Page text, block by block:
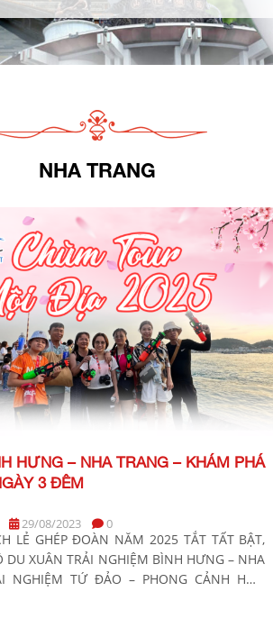
NHA TRANG
HƯNG – NHA TRANG – KHÁM PHÁ
3 ĐÊM
29/08/2023 0
LẺ GHÉP ĐOÀN NĂM 2025 TẮT TẤT BẬT,
DU XUÂN TRẢI NGHIỆM BÌNH HƯNG – NHA
NGHIỆM TỨ ĐẢO – PHONG CẢNH HỮU